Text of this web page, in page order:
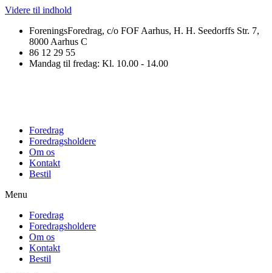
Videre til indhold
ForeningsForedrag, c/o FOF Aarhus, H. H. Seedorffs Str. 7,
8000 Aarhus C
86 12 29 55
Mandag til fredag: Kl. 10.00 - 14.00
Foredrag
Foredragsholdere
Om os
Kontakt
Bestil
Menu
Foredrag
Foredragsholdere
Om os
Kontakt
Bestil